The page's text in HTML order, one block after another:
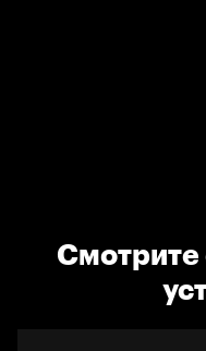
Смотрите